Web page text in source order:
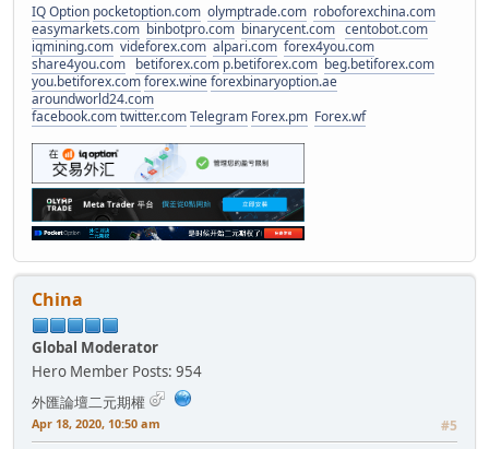
IQ Option pocketoption.com olymptrade.com roboforexchina.com
easymarkets.com binbotpro.com binarycent.com centobot.com
iqmining.com videforex.com alpari.com forex4you.com
share4you.com betiforex.com p.betiforex.com beg.betiforex.com
you.betiforex.comforex.wineforexbinaryoption.ae
aroundworld24.com
facebook.comtwitter.comTelegram Forex.pm Forex.wf
China
Global Moderator
Hero Member Posts: 954
外匯論壇二元期權
Apr 18, 2020, 10:50 am #5